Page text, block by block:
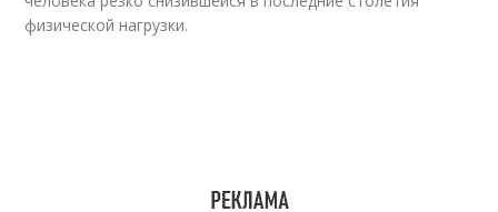
физической нагрузки.